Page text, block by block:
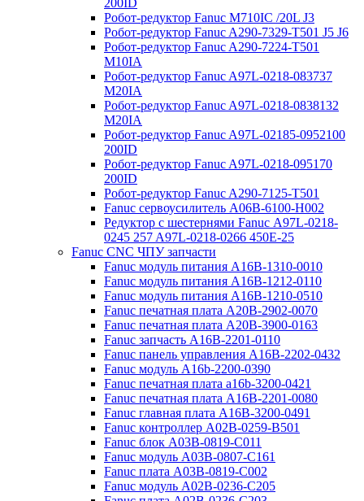
200ID
Робот-редуктор Fanuc M710IC /20L J3
Робот-редуктор Fanuc A290-7329-T501 J5 J6
Робот-редуктор Fanuc A290-7224-T501
M10IA
Робот-редуктор Fanuc A97L-0218-083737
M20IA
Робот-редуктор Fanuc A97L-0218-0838132
M20IA
Робот-редуктор Fanuc A97L-02185-0952100
200ID
Робот-редуктор Fanuc A97L-0218-095170
200ID
Робот-редуктор Fanuc A290-7125-T501
Fanuc сервоусилитель A06B-6100-H002
Редуктор с шестернями Fanuc А97L-0218-
0245 257 A97L-0218-0266 450E-25
Fanuc CNC ЧПУ запчасти
Fanuc модуль питания A16B-1310-0010
Fanuc модуль питания A16B-1212-0110
Fanuc модуль питания A16B-1210-0510
Fanuc печатная плата A20B-2902-0070
Fanuc печатная плата A20B-3900-0163
Fanuc запчасть A16B-2201-0110
Fanuc панель управления A16B-2202-0432
Fanuc модуль A16b-2200-0390
Fanuc печатная плата a16b-3200-0421
Fanuc печатная плата A16B-2201-0080
Fanuc главная плата A16B-3200-0491
Fanuc контроллер A02B-0259-B501
Fanuc блок A03B-0819-C011
Fanuc модуль A03B-0807-C161
Fanuc плата A03B-0819-C002
Fanuc модуль A02B-0236-C205